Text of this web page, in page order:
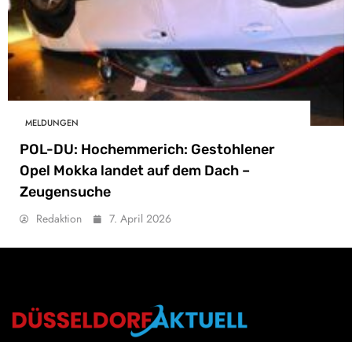
MELDUNGEN
POL-DU: Hochemmerich: Gestohlener
Opel Mokka landet auf dem Dach –
Zeugensuche
Redaktion 7. April 2026